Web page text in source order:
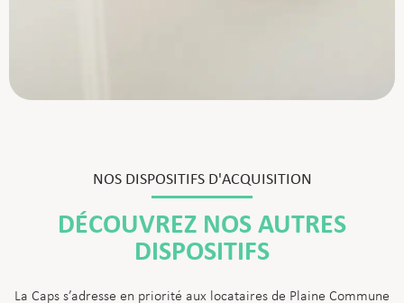
NOS DISPOSITIFS D'ACQUISITION
DÉCOUVREZ NOS AUTRES
DISPOSITIFS
La Caps s’adresse en priorité aux locataires de Plaine Commune